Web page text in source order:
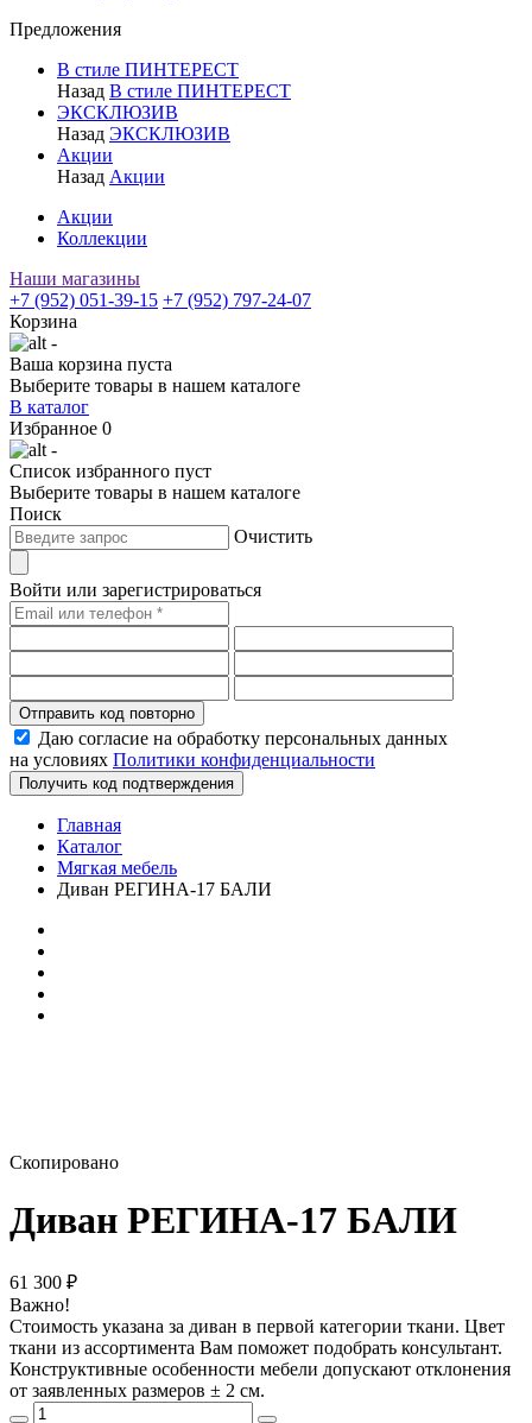
Предложения
В стиле ПИНТЕРЕСТ
Назад В стиле ПИНТЕРЕСТ
ЭКСКЛЮЗИВ
Назад ЭКСКЛЮЗИВ
Акции
Назад Акции
Акции
Коллекции
Наши магазины
+7 (952) 051-39-15 +7 (952) 797-24-07
Корзина
-
Ваша корзина пуста
Выберите товары в нашем каталоге
В каталог
Избранное 0
-
Список избранного пуст
Выберите товары в нашем каталоге
Поиск
Очистить
Войти или зарегистрироваться
Отправить код повторно
Даю согласие на обработку персональных данных
на условиях Политики конфиденциальности
Получить код подтверждения
Главная
Каталог
Мягкая мебель
Диван РЕГИНА-17 БАЛИ
Скопировано
Диван РЕГИНА-17 БАЛИ
61 300 ₽
Важно!
Стоимость указана за диван в первой категории ткани. Цвет
ткани из ассортимента Вам поможет подобрать консультант.
Конструктивные особенности мебели допускают отклонения
от заявленных размеров ± 2 см.